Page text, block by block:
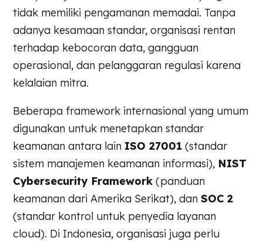
tidak memiliki pengamanan memadai. Tanpa
adanya kesamaan standar, organisasi rentan
terhadap kebocoran data, gangguan
operasional, dan pelanggaran regulasi karena
kelalaian mitra.
Beberapa framework internasional yang umum
digunakan untuk menetapkan standar
keamanan antara lain ISO 27001 (standar
sistem manajemen keamanan informasi), NIST
Cybersecurity Framework (panduan
keamanan dari Amerika Serikat), danSOC 2
(standar kontrol untuk penyedia layanan
cloud). Di Indonesia, organisasi juga perlu